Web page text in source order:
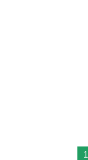
1